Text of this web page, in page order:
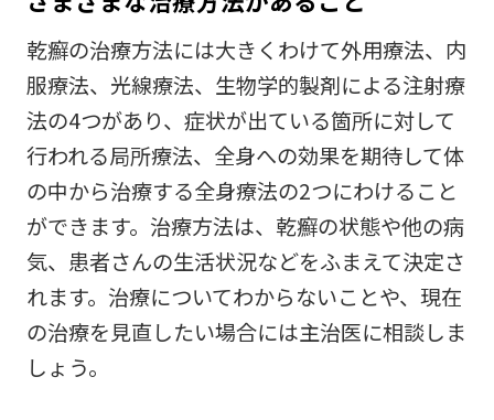
乾癬の治療方法には大きくわけて外用療法、内
服療法、光線療法、生物学的製剤による注射療
法の4つがあり、症状が出ている箇所に対して
行われる局所療法、全身への効果を期待して体
の中から治療する全身療法の2つにわけること
ができます。治療方法は、乾癬の状態や他の病
気、患者さんの生活状況などをふまえて決定さ
れます。治療についてわからないことや、現在
の治療を見直したい場合には主治医に相談しま
しょう。